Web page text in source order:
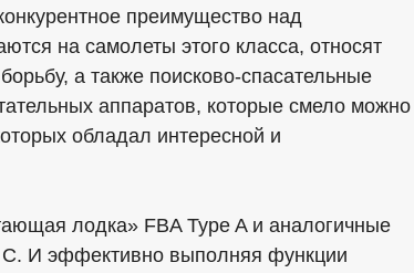
преимущество над
на самолеты этого класса, относят
а также поисково-спасательные
аппаратов, которые смело можно
обладал интересной и
лодка» FBA Type A и аналогичные
И эффективно выполняя функции